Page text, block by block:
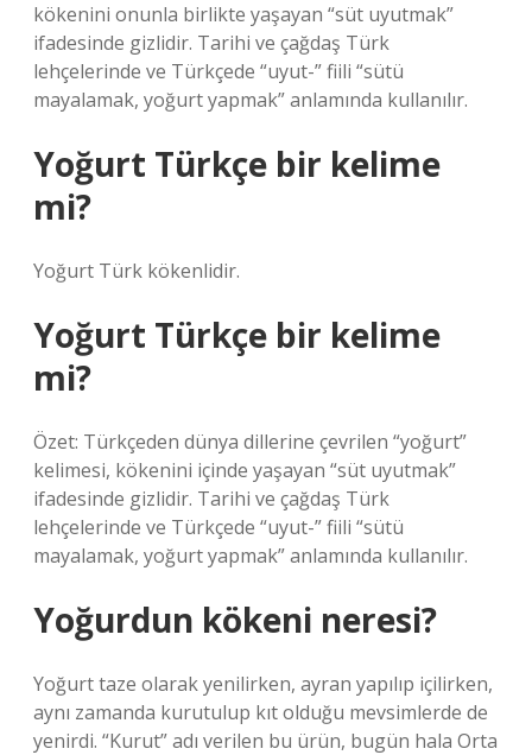
kökenini onunla birlikte yaşayan “süt uyutmak”
ifadesinde gizlidir. Tarihi ve çağdaş Türk
lehçelerinde ve Türkçede “uyut-” fiili “sütü
mayalamak, yoğurt yapmak” anlamında kullanılır.
Yoğurt Türkçe bir kelime
mi?
Yoğurt Türk kökenlidir.
Yoğurt Türkçe bir kelime
mi?
Özet: Türkçeden dünya dillerine çevrilen “yoğurt”
kelimesi, kökenini içinde yaşayan “süt uyutmak”
ifadesinde gizlidir. Tarihi ve çağdaş Türk
lehçelerinde ve Türkçede “uyut-” fiili “sütü
mayalamak, yoğurt yapmak” anlamında kullanılır.
Yoğurdun kökeni neresi?
Yoğurt taze olarak yenilirken, ayran yapılıp içilirken,
aynı zamanda kurutulup kıt olduğu mevsimlerde de
yenirdi. “Kurut” adı verilen bu ürün, bugün hala Orta